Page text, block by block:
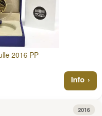
2016 PP
Info
2016